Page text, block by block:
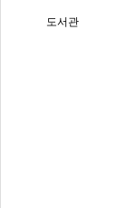
도서관